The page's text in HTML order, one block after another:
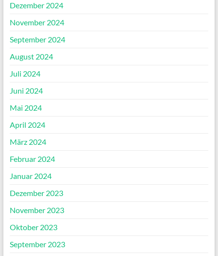
Dezember 2024
November 2024
September 2024
August 2024
Juli 2024
Juni 2024
Mai 2024
April 2024
März 2024
Februar 2024
Januar 2024
Dezember 2023
November 2023
Oktober 2023
September 2023